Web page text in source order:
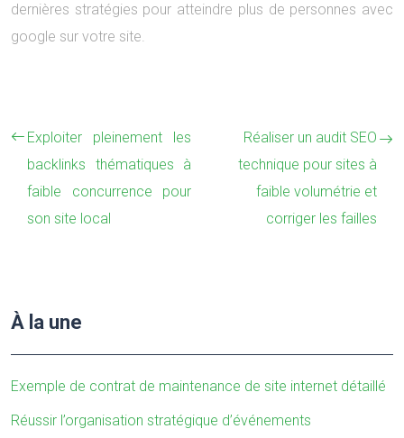
dernières stratégies pour atteindre plus de personnes avec
google sur votre site.
Exploiter pleinement les
backlinks thématiques à
faible concurrence pour
son site local
Réaliser un audit SEO
technique pour sites à
faible volumétrie et
corriger les failles
À la une
Exemple de contrat de maintenance de site internet détaillé
Réussir l’organisation stratégique d’événements